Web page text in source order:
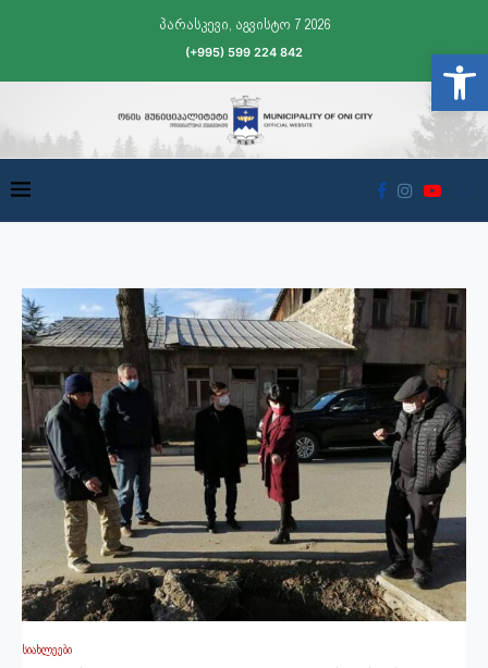
პარასკევი, აგვისტო 7 2026
(+995) 599 224 842
სიახლეები